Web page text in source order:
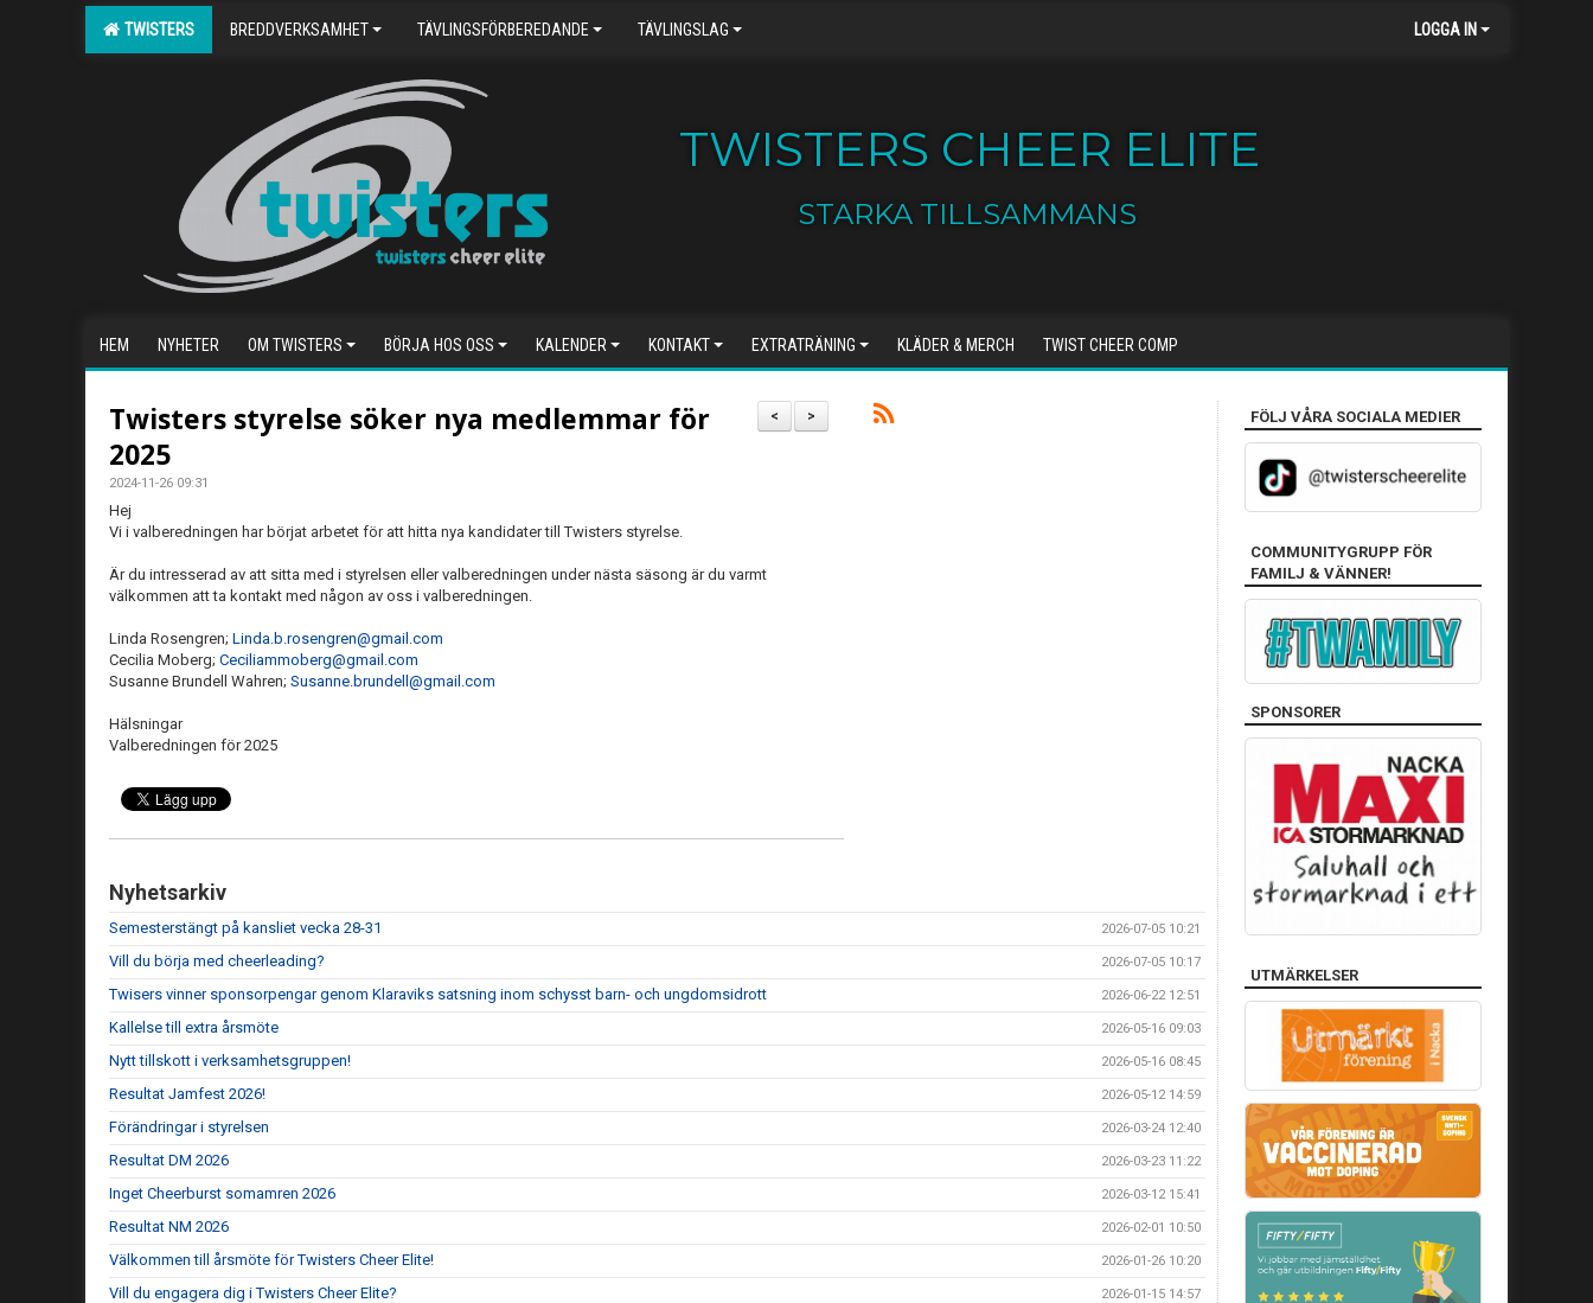
TWISTERS BREDDVERKSAMHET TÄVLINGSFÖRBEREDANDE TÄVLINGSLAG LOGGA IN
TWISTERS CHEER ELITE
STARKA TILLSAMMANS
HEM NYHETER OM TWISTERS BÖRJA HOS OSS KALENDER KONTAKT EXTRATRÄNING KLÄDER & MERCH TWIST CHEER COMP
>
<
Twisters styrelse söker nya medlemmar för
2025
2024-11-26 09:31
Hej
Vi i valberedningen har börjat arbetet för att hitta nya kandidater till Twisters styrelse.
Är du intresserad av att sitta med i styrelsen eller valberedningen under nästa säsong är du varmt
välkommen att ta kontakt med någon av oss i valberedningen.
Linda Rosengren; Linda.b.rosengren@gmail.com
Cecilia Moberg; Ceciliammoberg@gmail.com
Susanne Brundell Wahren; Susanne.brundell@gmail.com
Hälsningar
Valberedningen för 2025
Nyhetsarkiv
Semesterstängt på kansliet vecka 28-31 2026-07-05 10:21
Vill du börja med cheerleading? 2026-07-05 10:17
Twisers vinner sponsorpengar genom Klaraviks satsning inom schysst barn- och ungdomsidrott 2026-06-22 12:51
Kallelse till extra årsmöte 2026-05-16 09:03
Nytt tillskott i verksamhetsgruppen! 2026-05-16 08:45
Resultat Jamfest 2026! 2026-05-12 14:59
Förändringar i styrelsen 2026-03-24 12:40
Resultat DM 2026 2026-03-23 11:22
Inget Cheerburst somamren 2026 2026-03-12 15:41
Resultat NM 2026 2026-02-01 10:50
Välkommen till årsmöte för Twisters Cheer Elite! 2026-01-26 10:20
Vill du engagera dig i Twisters Cheer Elite? 2026-01-15 14:57
FÖLJ VÅRA SOCIALA MEDIER
COMMUNITYGRUPP FÖR
FAMILJ & VÄNNER!
SPONSORER
UTMÄRKELSER